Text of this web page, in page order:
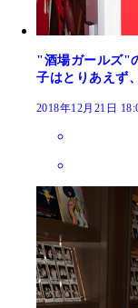
"酒場ガールズ"
子はとりあえず
2018年12月21日